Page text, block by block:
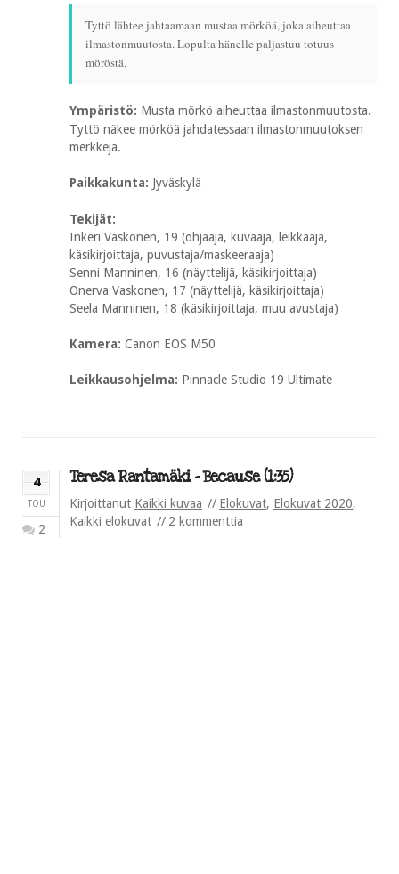
Tyttö lähtee jahtaamaan mustaa mörköä, joka aiheuttaa
ilmastonmuutosta. Lopulta hänelle paljastuu totuus
möröstä.
Ympäristö: Musta mörkö aiheuttaa ilmastonmuutosta.
Tyttö näkee mörköä jahdatessaan ilmastonmuutoksen
merkkejä.
Paikkakunta: Jyväskylä
Tekijät:
Inkeri Vaskonen, 19 (ohjaaja, kuvaaja, leikkaaja,
käsikirjoittaja, puvustaja/maskeeraaja)
Senni Manninen, 16 (näyttelijä, käsikirjoittaja)
Onerva Vaskonen, 17 (näyttelijä, käsikirjoittaja)
Seela Manninen, 18 (käsikirjoittaja, muu avustaja)
Kamera: Canon EOS M50
Leikkausohjelma: Pinnacle Studio 19 Ultimate
4
TOU
2
Teresa Rantamäki – Because (1:35)
Kirjoittanut Kaikki kuvaa Elokuvat, Elokuvat 2020,
Kaikki elokuvat
2 kommenttia